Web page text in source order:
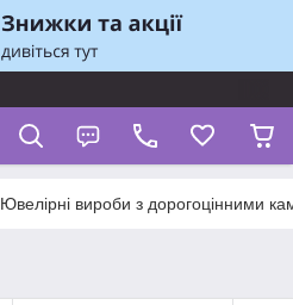
Ювелірні вироби з дорогоцінними